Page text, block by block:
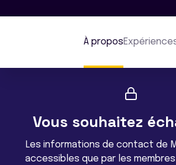
À propos
Vous souhaitez
Les informations de contact de
accessibles que par les membres